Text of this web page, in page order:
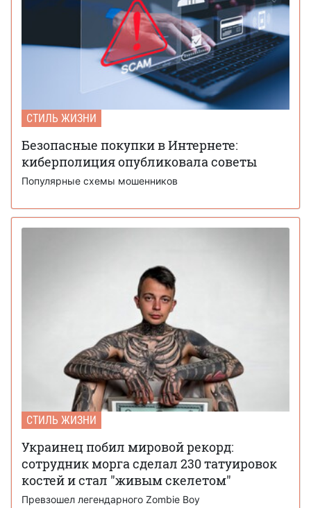
СТИЛЬ ЖИЗНИ
Безопасные покупки в Интернете:
киберполиция опубликовала советы
Популярные схемы мошенников
СТИЛЬ ЖИЗНИ
Украинец побил мировой рекорд:
сотрудник морга сделал 230 татуировок
костей и стал "живым скелетом"
Превзошел легендарного Zombie Boy